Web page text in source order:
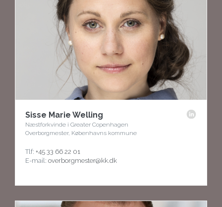
Sisse Marie Welling
Næstforkvinde i Greater Copenhagen
Overborgmester, Københavns kommune
Tlf: +45 33 66 22 01
E-mail: overborgmester@kk.dk